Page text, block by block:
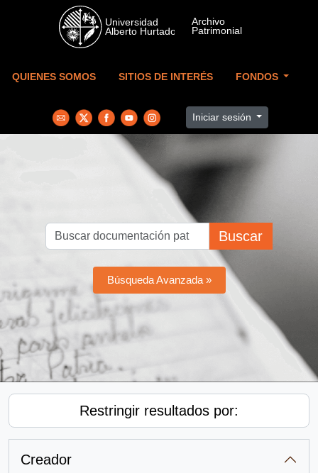
Skip to main content
QUIENES SOMOS SITIOS DE INTERÉS FONDOS
Iniciar sesión
Buscar
Búsqueda Avanzada »
Restringir resultados por:
Creador